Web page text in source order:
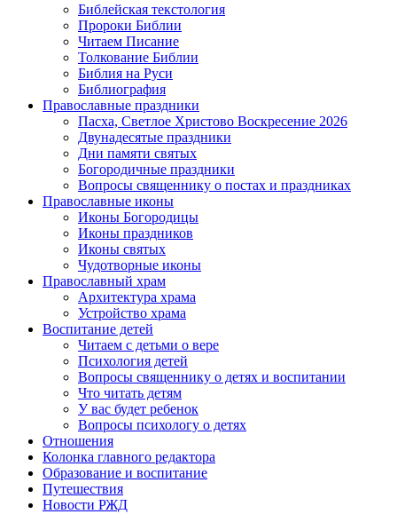
Библейская текстология
Пророки Библии
Читаем Писание
Толкование Библии
Библия на Руси
Библиография
Православные праздники
Пасха, Светлое Христово Воскресение 2026
Двунадесятые праздники
Дни памяти святых
Богородичные праздники
Вопросы священнику о постах и праздниках
Православные иконы
Иконы Богородицы
Иконы праздников
Иконы святых
Чудотворные иконы
Православный храм
Архитектура храма
Устройство храма
Воспитание детей
Читаем с детьми о вере
Психология детей
Вопросы священнику о детях и воспитании
Что читать детям
У вас будет ребенок
Вопросы психологу о детях
Отношения
Колонка главного редактора
Образование и воспитание
Путешествия
Новости РЖД